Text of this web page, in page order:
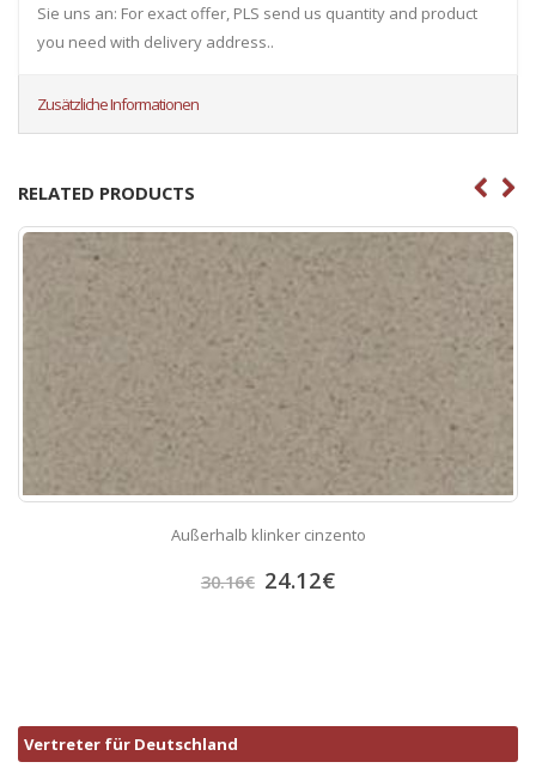
Sie uns an: For exact offer, PLS send us quantity and product
you need with delivery address..
Zusätzliche Informationen
RELATED PRODUCTS
Außerhalb klinker cinzento
30.16€ 24.12€
Vertreter für Deutschland